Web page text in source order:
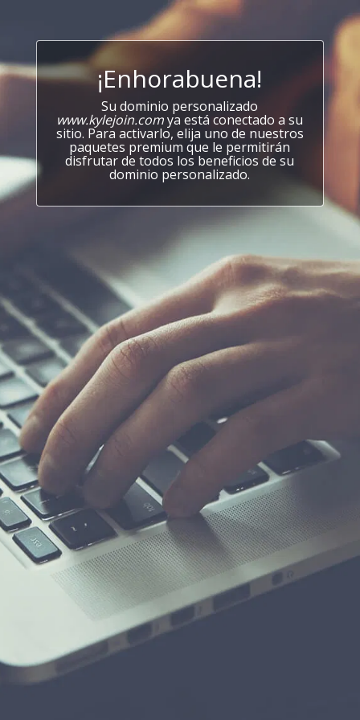
¡Enhorabuena!
Su dominio personalizado
www.kylejoin.comya está conectado a su
sitio. Para activarlo, elija uno de nuestros
paquetes premium que le permitirán
disfrutar de todos los beneficios de su
dominio personalizado.